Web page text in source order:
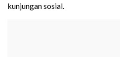
kunjungan sosial.